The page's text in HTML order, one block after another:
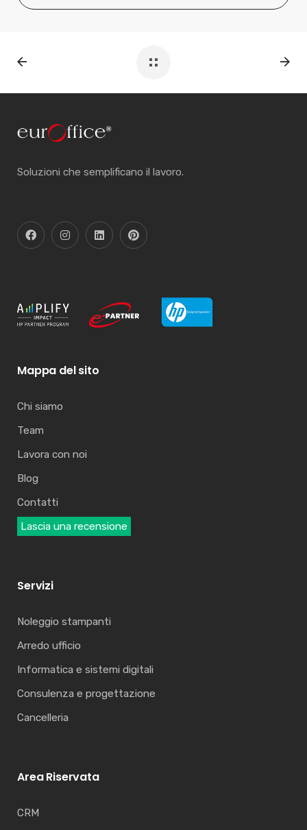
Soluzioni che semplificano il lavoro.
Mappa del sito
Chi siamo
Team
Lavora con noi
Blog
Contatti
Lascia una recensione
Servizi
Noleggio stampanti
Arredo ufficio
Informatica e sistemi digitali
Consulenza e progettazione
Cancelleria
Area Riservata
CRM